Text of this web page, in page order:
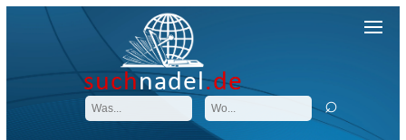
suchnadel.de